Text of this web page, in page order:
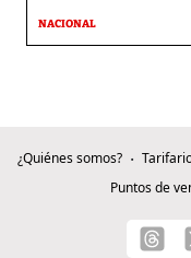
NACIONAL
¿Quiénes somos?
Puntos de